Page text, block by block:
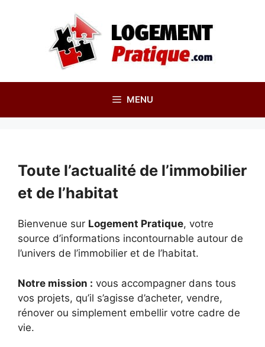
MENU
Toute l’actualité de l’immobilier
et de l’habitat
Bienvenue sur Logement Pratique, votre
source d’informations incontournable autour de
l’univers de l’immobilier et de l’habitat.
Notre mission : vous accompagner dans tous
vos projets, qu’il s’agisse d’acheter, vendre,
rénover ou simplement embellir votre cadre de
vie.